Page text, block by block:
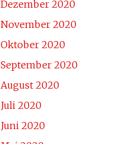
Dezember 2020
November 2020
Oktober 2020
September 2020
August 2020
Juli 2020
Juni 2020